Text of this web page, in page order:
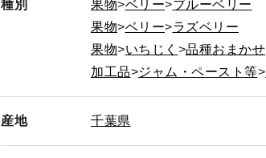
種別 果物 ベリー
ブルーベリー
果物
ベリー
ラズベリー
果物
いちじく
品種おまかせ
加工品
ジャム・ペースト等
産地 千葉県